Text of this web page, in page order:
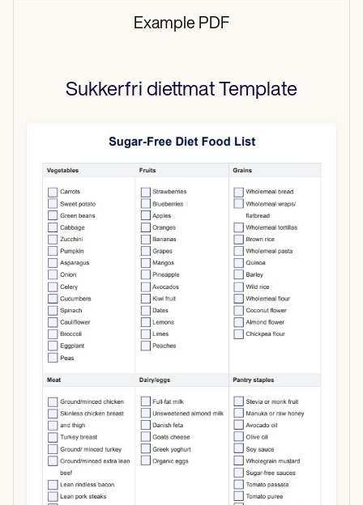
Example PDF
Sukkerfri diettmat Template
Use Template